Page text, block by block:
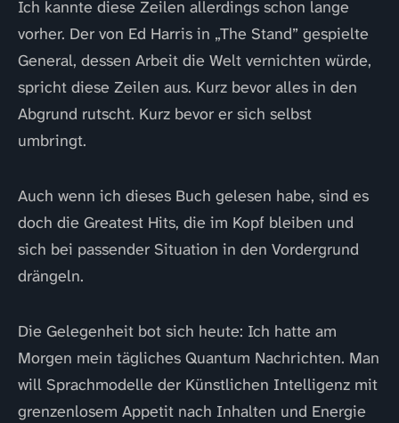
Ich kannte diese Zeilen allerdings schon lange
vorher. Der von Ed Harris in „The Stand” gespielte
General, dessen Arbeit die Welt vernichten würde,
spricht diese Zeilen aus. Kurz bevor alles in den
Abgrund rutscht. Kurz bevor er sich selbst
umbringt.
Auch wenn ich dieses Buch gelesen habe, sind es
doch die Greatest Hits, die im Kopf bleiben und
sich bei passender Situation in den Vordergrund
drängeln.
Die Gelegenheit bot sich heute: Ich hatte am
Morgen mein tägliches Quantum Nachrichten. Man
will Sprachmodelle der Künstlichen Intelligenz mit
grenzenlosem Appetit nach Inhalten und Energie